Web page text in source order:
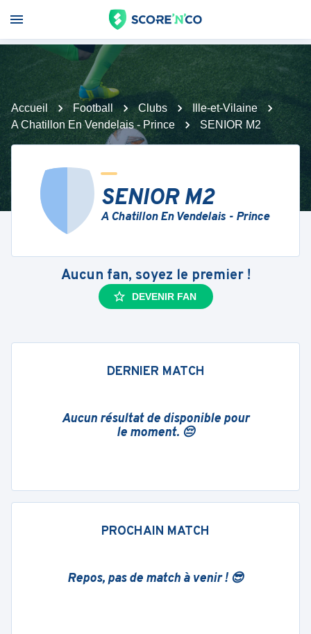
Accueil Football Clubs
Ille-et-Vilaine
A Chatillon En Vendelais - Prince
SENIOR M2
SENIOR M2
A Chatillon En Vendelais - Prince
Aucun fan, soyez le premier !
DEVENIR FAN
DERNIER MATCH
Aucun résultat de disponible pour
le moment. 😔
PROCHAIN MATCH
Repos, pas de match à venir ! 😎